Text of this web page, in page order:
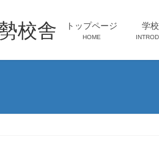
校舎 トップページ
HOME
学